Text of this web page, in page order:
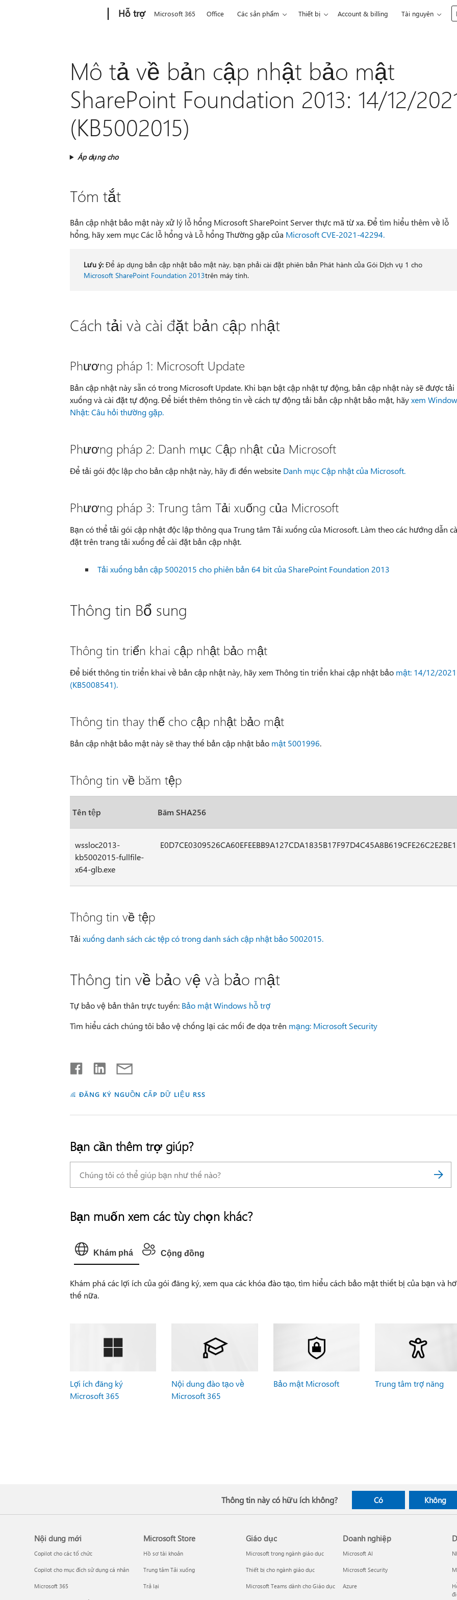
Hỗ trợ Microsoft 365 Office Các sản phẩm Thiết bị Account & billing Tài nguyên
Mô tả về bản cập nhật bảo mật
SharePoint Foundation 2013: 14/12/
(KB5002015)
Áp dụng cho
Tóm tắt
Bản cập nhật bảo mật này xử lý lỗ hổng Microsoft SharePoint Server thực mã từ xa. Để tìm hiểu thêm về lỗ
hổng, hãy xem mục Các lỗ hổng và Lỗ hổng Thường gặp của Microsoft CVE-2021-42294.
Lưu ý: Để áp dụng bản cập nhật bảo mật này, bạn phải cài đặt phiên bản Phát hành của Gói Dịch vụ 1 cho
Microsoft SharePoint Foundation 2013trên máy tính.
Cách tải và cài đặt bản cập nhật
Phương pháp 1: Microsoft Update
Bản cập nhật này sẵn có trong Microsoft Update. Khi bạn bật cập nhật tự động, bản cập nhật này sẽ được tải
xuống và cài đặt tự động. Để biết thêm thông tin về cách tự động tải bản cập nhật bảo mật, hãyxem
Nhật: Câu hỏi thường gặp.
Phương pháp 2: Danh mục Cập nhật của Microsoft
Để tải gói độc lập cho bản cập nhật này, hãy đi đến website Danh mục Cập nhật của Microsoft.
Phương pháp 3: Trung tâm Tải xuống của Microsoft
Bạn có thể tải gói cập nhật độc lập thông qua Trung tâm Tải xuống của Microsoft. Làm theo các hướng dẫn
đặt trên trang tải xuống để cài đặt bản cập nhật.
Tải xuống bản cập 5002015 cho phiên bản 64 bit của SharePoint Foundation 2013
Thông tin Bổ sung
Thông tin triển khai cập nhật bảo mật
Để biết thông tin triển khai về bản cập nhật này, hãy xem Thông tin triển khai cập nhật bảo mật: 14/12/2021
(KB5008541).
Thông tin thay thế cho cập nhật bảo mật
Bản cập nhật bảo mật này sẽ thay thế bản cập nhật bảo mật 5001996.
Thông tin về băm tệp
Tên tệp Băm SHA256
wssloc2013-
kb5002015-fullfile-
x64-glb.exe
E0D7CE0309526CA60EFEEBB9A127CDA1835B17F97D4C45A8B619CFE26C2E2BE1
Thông tin về tệp
Tải xuống danh sách các tệp có trong danh sách cập nhật bảo 5002015.
Thông tin về bảo vệ và bảo mật
Tự bảo vệ bản thân trực tuyến: Bảo mật Windows hỗ trợ
Tìm hiểu cách chúng tôi bảo vệ chống lại các mối đe dọa trên mạng: Microsoft Security
ĐĂNG KÝ NGUỒN CẤP DỮ LIỆU RSS
Bạn cần thêm trợ giúp?
Bạn muốn xem các tùy chọn khác?
Khám phá Cộng đồng
Khám phá các lợi ích của gói đăng ký, xem qua các khóa đào tạo, tìm hiểu cách bảo mật thiết bị của bạn và
thế nữa.
Lợi ích đăng ký
Microsoft 365
Nội dung đào tạo về
Microsoft 365
Bảo mật Microsoft Trung tâm trợ năng
Thông tin này có hữu ích không? Có Không
Nội dung mới
Copilot cho các tổ chức
Copilot cho mục đích sử dụng cá nhân
Microsoft 365
Microsoft Store
Hồ sơ tài khoản
Trung tâm Tải xuống
Trả lại
Giáo dục
Microsoft trong ngành giáo dục
Thiết bị cho ngành giáo dục
Microsoft Teams dành cho Giáo dục
Doanh nghiệp
Microsoft AI
Microsoft Security
Azure